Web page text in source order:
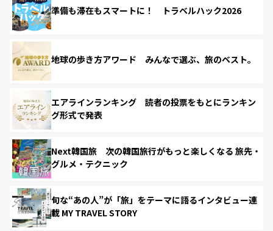
準備も滞在もスマートに！ トラベルハック2026
地球の歩き方アワード みんなで選ぶ、旅のベスト。
エアラインランキング 読者の投票をもとにランキン
グ形式で発表
Next韓国旅 次の韓国旅行がもっと楽しくなる 旅先・
グルメ・テクニック
旬な“あの人”が「旅」をテーマに語るインタビュー連
載 MY TRAVEL STORY